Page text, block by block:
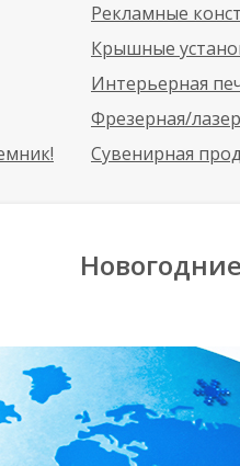
Рекламные
Крышные
Интерьерная
Фрезерная/
Сувенирная